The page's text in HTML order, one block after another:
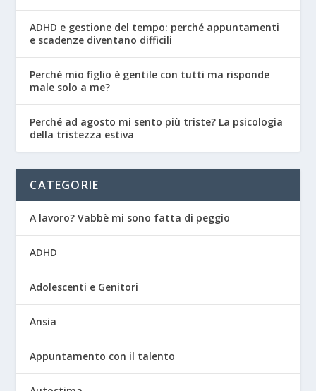
ADHD e gestione del tempo: perché appuntamenti
e scadenze diventano difficili
Perché mio figlio è gentile con tutti ma risponde
male solo a me?
Perché ad agosto mi sento più triste? La psicologia
della tristezza estiva
CATEGORIE
A lavoro? Vabbè mi sono fatta di peggio
ADHD
Adolescenti e Genitori
Ansia
Appuntamento con il talento